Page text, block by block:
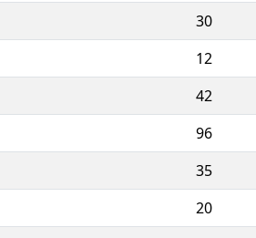
30
12
42
96
35
20